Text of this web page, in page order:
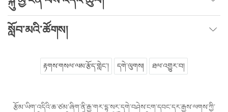
སློབ་མའི་ཚོགས།
རྟགས་གསལ་ལམ་རྩོད་གླེང་། དགེ་ལུགས། ཐལ་འགྱུར་བ།
རྩོམ་ཡིག་འདིའི་ཆ་ཙམ་ཞིག་ནི་རྒྱ་གར་དྷ་སར་དགེ་བཤེས་ངག་དབང་དར་རྒྱས་ལགས་ཀྱི་